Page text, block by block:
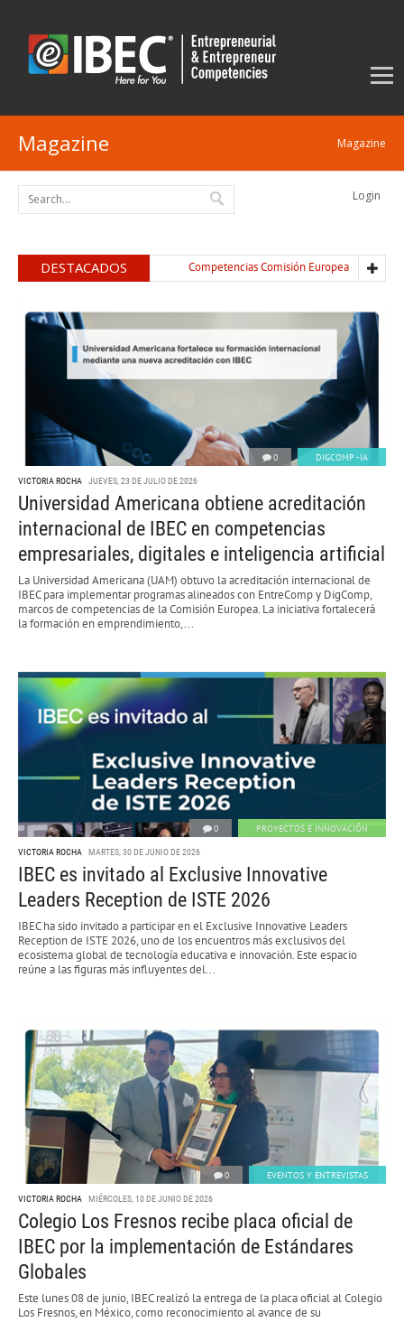
Magazine Magazine
Login
DESTACADOS Competencias Comisión Europea
0 DIGCOMP -IA
VICTORIA ROCHA JUEVES, 23 DE JULIO DE 2026
Universidad Americana obtiene acreditación
internacional de IBEC en competencias
empresariales, digitales e inteligencia artificial
La Universidad Americana (UAM) obtuvo la acreditación internacional de
IBEC para implementar programas alineados con EntreComp y DigComp,
marcos de competencias de la Comisión Europea. La iniciativa fortalecerá
la formación en emprendimiento,...
0 PROYECTOS E INNOVACIÓN
VICTORIA ROCHA MARTES, 30 DE JUNIO DE 2026
IBEC es invitado al Exclusive Innovative
Leaders Reception de ISTE 2026
IBEC ha sido invitado a participar en el Exclusive Innovative Leaders
Reception de ISTE 2026, uno de los encuentros más exclusivos del
ecosistema global de tecnología educativa e innovación. Este espacio
reúne a las figuras más influyentes del...
0 EVENTOS Y ENTREVISTAS
VICTORIA ROCHA MIÉRCOLES, 10 DE JUNIO DE 2026
Colegio Los Fresnos recibe placa oficial de
IBEC por la implementación de Estándares
Globales
Este lunes 08 de junio, IBEC realizó la entrega de la placa oficial al Colegio
Los Fresnos, en México, como reconocimiento al avance de su